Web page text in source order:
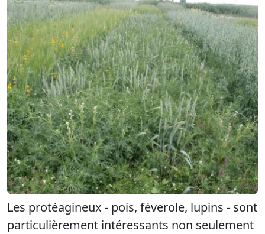
Les protéagineux - pois, féverole, lupins - sont
particulièrement intéressants non seulement